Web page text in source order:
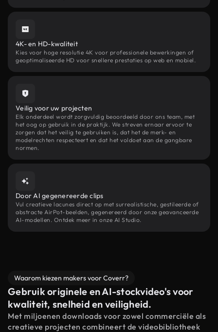
4K- en HD-kwaliteit
Kies voor hoge resolutie 4K voor professionele bewerkingen of
geoptimaliseerde HD voor snellere prestaties op web en mobiel.
Veilig voor uw projecten
Elk onderdeel wordt zorgvuldig beoordeeld door ons team, met
het oog op gebruik in de praktijk. We streven ernaar ervoor te
zorgen dat het veilig te gebruiken is, dat het de merk- en
modelrechten respecteert en dat het voldoet aan de gangbare
normen.
Door AI gegenereerde clips
Vul creatieve lacunes direct op met surrealistische, gestileerde of
abstracte AirPot-beelden, gegenereerd door onze geavanceerde
AI-modellen. Ontdek meer in onze AI Studio.
Waarom kiezen makers voor Coverr?
Gebruik originele en AI-stockvideo's voor
kwaliteit, snelheid en veiligheid.
Met miljoenen downloads voor zowel commerciële als
creatieve projecten combineert de videobibliotheek